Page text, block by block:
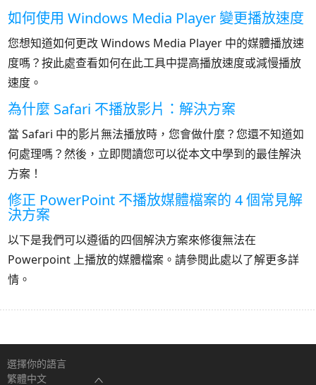
如何使用 Windows Media Player 變更播放速度
您想知道如何更改 Windows Media Player 中的媒體播放速
度嗎？按此處查看如何在此工具中提高播放速度或減慢播放
速度。
為什麼 Safari 不播放影片：解決方案
當 Safari 中的影片無法播放時，您會做什麼？您還不知道如
何處理嗎？然後，立即閱讀您可以從本文中學到的最佳解決
方案！
修正 PowerPoint 不播放媒體檔案的 4 個常見解
決方案
以下是我們可以遵循的四個解決方案來修復無法在
Powerpoint 上播放的媒體檔案。請參閱此處以了解更多詳
情。
選擇你的語言
繁體中文